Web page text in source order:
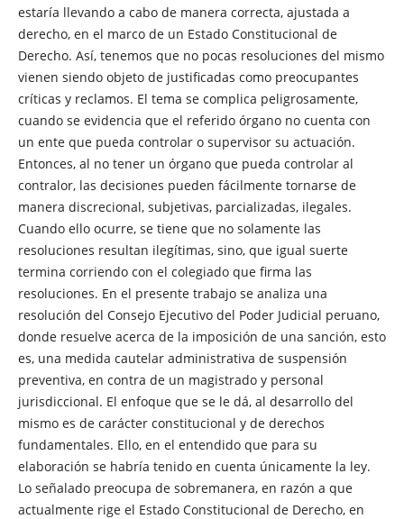
estaría llevando a cabo de manera correcta, ajustada a
derecho, en el marco de un Estado Constitucional de
Derecho. Así, tenemos que no pocas resoluciones del mismo
vienen siendo objeto de justificadas como preocupantes
críticas y reclamos. El tema se complica peligrosamente,
cuando se evidencia que el referido órgano no cuenta con
un ente que pueda controlar o supervisor su actuación.
Entonces, al no tener un órgano que pueda controlar al
contralor, las decisiones pueden fácilmente tornarse de
manera discrecional, subjetivas, parcializadas, ilegales.
Cuando ello ocurre, se tiene que no solamente las
resoluciones resultan ilegítimas, sino, que igual suerte
termina corriendo con el colegiado que firma las
resoluciones. En el presente trabajo se analiza una
resolución del Consejo Ejecutivo del Poder Judicial peruano,
donde resuelve acerca de la imposición de una sanción, esto
es, una medida cautelar administrativa de suspensión
preventiva, en contra de un magistrado y personal
jurisdiccional. El enfoque que se le dá, al desarrollo del
mismo es de carácter constitucional y de derechos
fundamentales. Ello, en el entendido que para su
elaboración se habría tenido en cuenta únicamente la ley.
Lo señalado preocupa de sobremanera, en razón a que
actualmente rige el Estado Constitucional de Derecho, en